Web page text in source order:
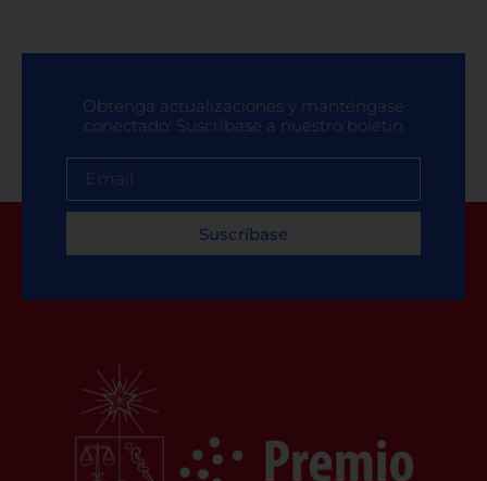
Obtenga actualizaciones y manténgase
conectado: Suscríbase a nuestro boletín
Suscríbase